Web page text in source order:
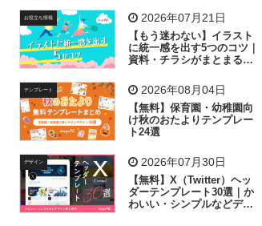
子供 作業員 相談 ピクトグラム
お役立ち情報 2026年07月21日
【もう迷わない】イラスト
に統一感を出す5つのコツ｜
資料・チラシがまとまるフ
テンプレート 2026年08月04日
【無料】保育園・幼稚園向
け秋のおたよりテンプレー
ト24選
デザイン 2026年07月30日
【無料】X（Twitter）ヘッ
ダーテンプレート30選｜か
わいい・シンプルなどデザ